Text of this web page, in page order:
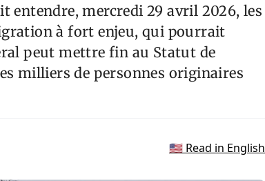
entendre, mercredi 29 avril 2026, les
à fort enjeu, qui pourrait
peut mettre fin au Statut de
milliers de personnes originaires
🇺🇸 Read in English